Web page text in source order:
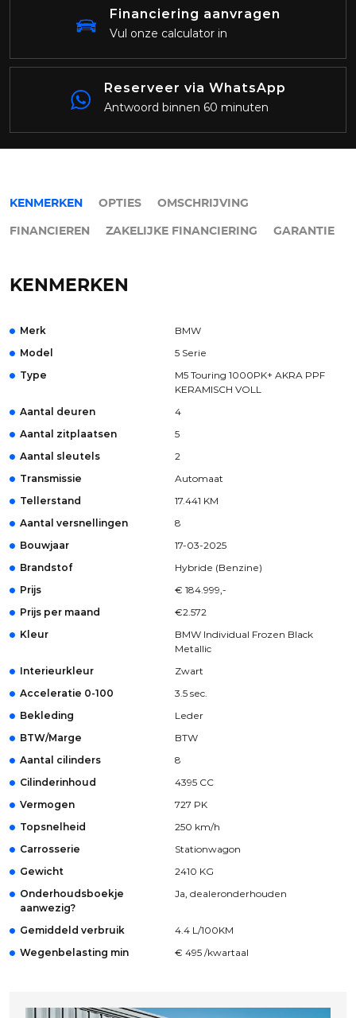
Financiering aanvragen
Vul onze calculator in
Reserveer via WhatsApp
Antwoord binnen 60 minuten
KENMERKEN OPTIES OMSCHRIJVING
FINANCIEREN ZAKELIJKE FINANCIERING GARANTIE
KENMERKEN
Merk
BMW
Model
5 Serie
Type
M5 Touring 1000PK+ AKRA PPF
KERAMISCH VOLL
Aantal deuren
4
Aantal zitplaatsen
5
Aantal sleutels
2
Transmissie
Automaat
Tellerstand
17.441 KM
Aantal versnellingen
8
Bouwjaar
17-03-2025
Brandstof
Hybride (Benzine)
Prijs
€ 184.999,-
Prijs per maand
€2.572
Kleur
BMW Individual Frozen Black
Metallic
Interieurkleur
Zwart
Acceleratie 0-100
3.5 sec.
Bekleding
Leder
BTW/Marge
BTW
Aantal cilinders
8
Cilinderinhoud
4395 CC
Vermogen
727 PK
Topsnelheid
250 km/h
Carrosserie
Stationwagon
Gewicht
2410 KG
Onderhoudsboekje
aanwezig?
Ja, dealeronderhouden
Gemiddeld verbruik
4.4 L/100KM
Wegenbelasting min
€ 495 /kwartaal